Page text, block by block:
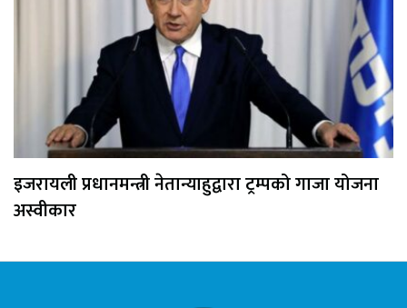
इजरायली प्रधानमन्त्री नेतान्याहुद्वारा ट्रम्पको गाजा योजना
अस्वीकार